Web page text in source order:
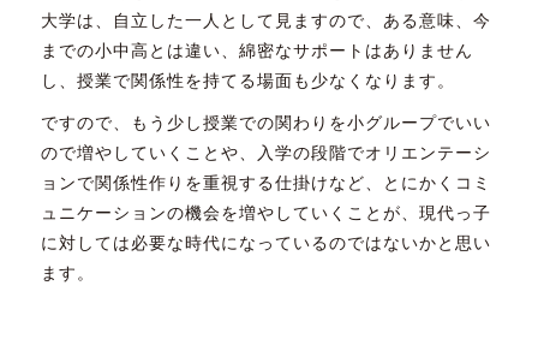
大学は、自立した一人として見ますので、ある意味、今
までの小中高とは違い、綿密なサポートはありません
し、授業で関係性を持てる場面も少なくなります。
ですので、もう少し授業での関わりを小グループでいい
ので増やしていくことや、入学の段階でオリエンテーシ
ョンで関係性作りを重視する仕掛けなど、とにかくコミ
ュニケーションの機会を増やしていくことが、現代っ子
に対しては必要な時代になっているのではないかと思い
ます。